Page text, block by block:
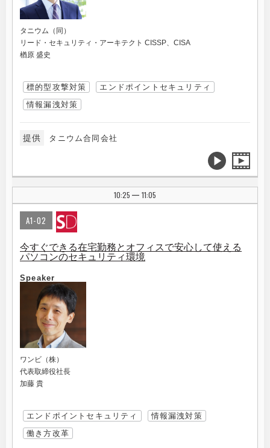
タニウム（同）
リード・セキュリティ・アーキテクト CISSP、CISA
楢原 盛史
標的型攻撃対策
エンドポイントセキュリティ
情報漏洩対策
提供 タニウム合同会社
10:25 | 11:05
A1-02
今すぐできる在宅勤務とオフィスで安心して使える
パソコンのセキュリティ環境
Speaker
ワンビ（株）
代表取締役社長
加藤 貴
エンドポイントセキュリティ
情報漏洩対策
働き方改革